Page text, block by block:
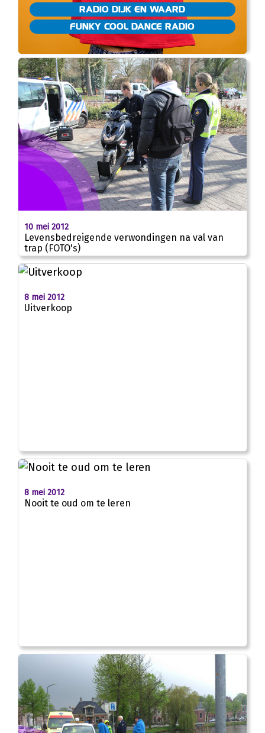
RADIO DIJK EN WAARD
FUNKY COOL DANCE RADIO
10 mei 2012
Levensbedreigende verwondingen na val van
trap (FOTO's)
8 mei 2012
Uitverkoop
8 mei 2012
Nooit te oud om te leren